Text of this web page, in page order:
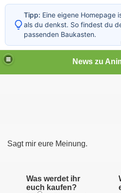
News zu
Sagt mir eure Meinung.
Was werdet ihr
euch kaufen?
Tipp: Eine eigene Homepage
als du denkst. So findest du
passenden Baukasten.